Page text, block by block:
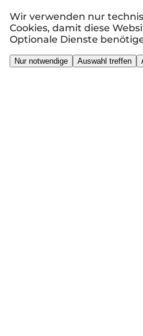
Wir verwenden nur
Cookies, damit diese
Optionale Dienste
Nur notwendige Auswahl treffen